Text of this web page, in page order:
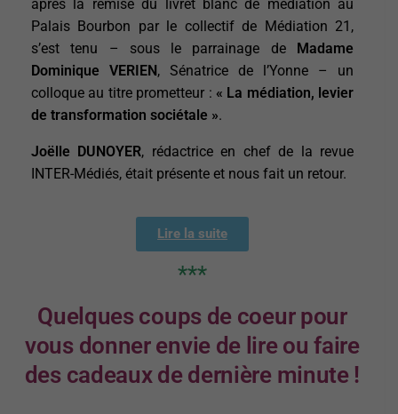
après la remise du livret blanc de médiation au
Palais Bourbon par le collectif de Médiation 21,
s’est tenu – sous le parrainage de Madame
Dominique VERIEN, Sénatrice de l’Yonne – un
colloque au titre prometteur : « La médiation, levier
de transformation sociétale ».
Joëlle DUNOYER, rédactrice en chef de la revue
INTER-Médiés, était présente et nous fait un retour.
Lire la suite
***
Quelques coups de coeur pour
vous donner envie de lire ou faire
des cadeaux de dernière minute !